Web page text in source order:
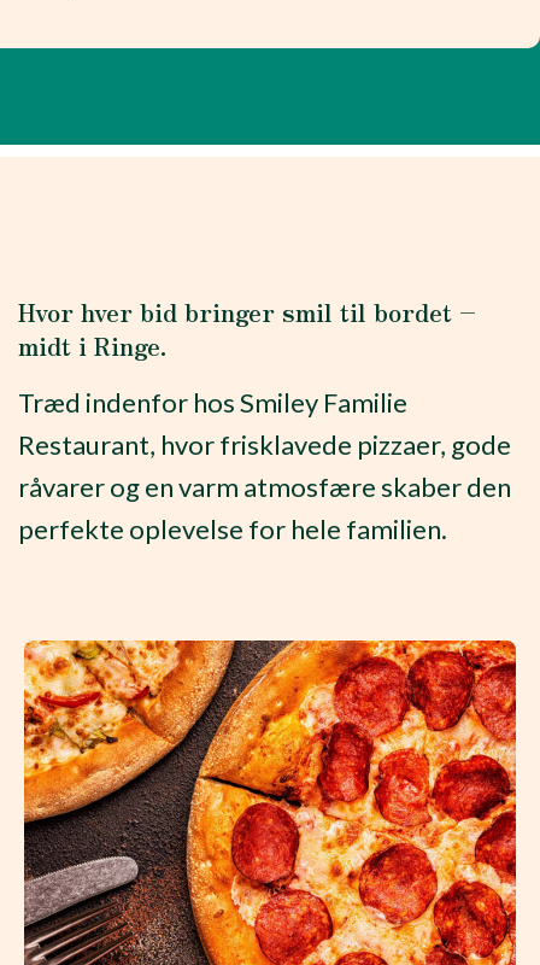
Hvor hver bid bringer smil til bordet –
midt i Ringe.
Træd indenfor hos Smiley Familie
Restaurant, hvor frisklavede pizzaer, gode
råvarer og en varm atmosfære skaber den
perfekte oplevelse for hele familien.